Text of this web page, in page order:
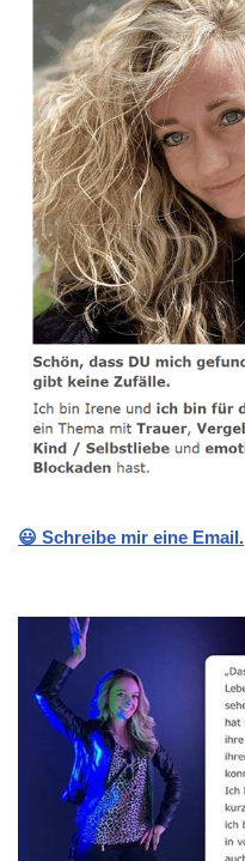
😃 Schreibe mir eine Email.